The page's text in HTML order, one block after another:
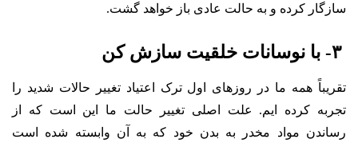
سازگار کرده و به حالت عادی باز خواهد گشت.
۳- با نوسانات خلقیت سازش کن
تقریباً همه ما در روزهای اول ترک اعتیاد تغییر حالات شدید را
تجربه کرده ایم. علت اصلی تغییر حالت ما این است که از
رساندن مواد مخدر به بدن خود که به آن وابسته شده است